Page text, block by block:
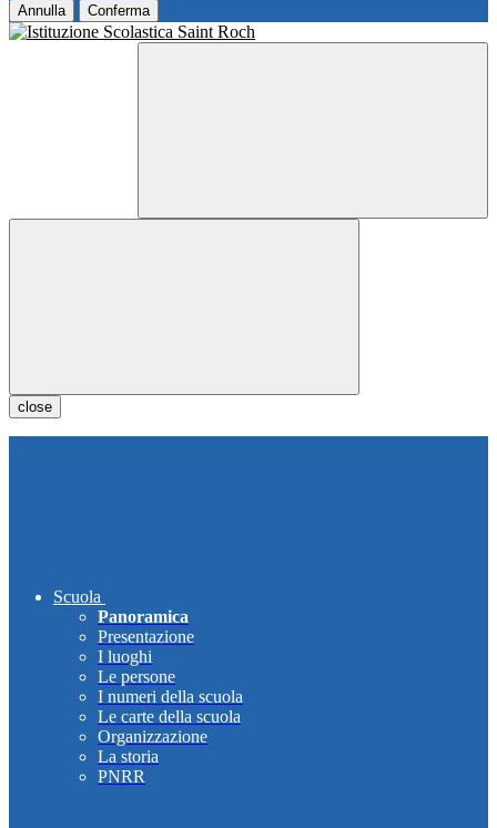
Annulla Conferma
close
Scuola
Panoramica
Presentazione
I luoghi
Le persone
I numeri della scuola
Le carte della scuola
Organizzazione
La storia
PNRR